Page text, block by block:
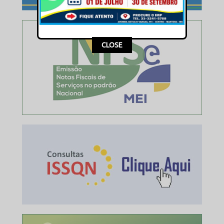
This popup will close in: 16
CLOSE